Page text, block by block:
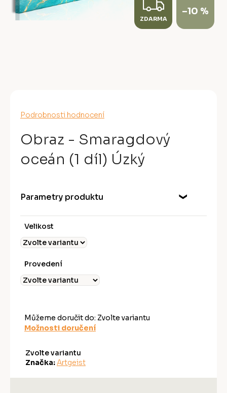
Průměrné
produktu
je
z
Podrobnosti hodnocení
Obraz - Smaragdový
oceán (1 díl) Úzký
Parametry produktu
Velikost
Provedení
Můžeme doručit do: Zvolte variantu
Možnosti doručení
Zvolte variantu
Značka: Artgeist
Z
D
ZDARMA
–10 %